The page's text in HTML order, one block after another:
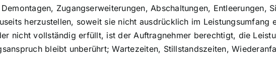
Zugangserweiterungen, Abschaltungen, Entleerungen,
herzustellen, soweit sie nicht ausdrücklich im Leistungsumfang
nicht vollständig erfüllt, ist der Auftragnehmer berechtigt, die
bleibt unberührt; Wartezeiten, Stillstandszeiten,